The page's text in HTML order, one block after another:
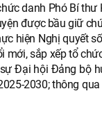
danh Phó Bí
được bầu giữ
hiện Nghị quyết
mới, sắp xếp tổ
Đại hội Đảng bộ
2030; thông